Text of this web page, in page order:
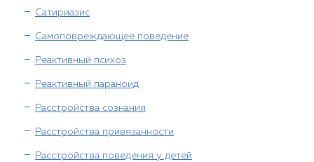
Сатириазис
Самоповреждающее поведение
Реактивный психоз
Реактивный параноид
Расстройства сознания
Расстройства привязанности
Расстройства поведения у детей